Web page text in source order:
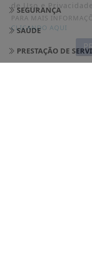
SEGURANÇA
SAÚDE
PRESTAÇÃO DE
de Uso e
PARA MAIS
CLICANDO AQUI